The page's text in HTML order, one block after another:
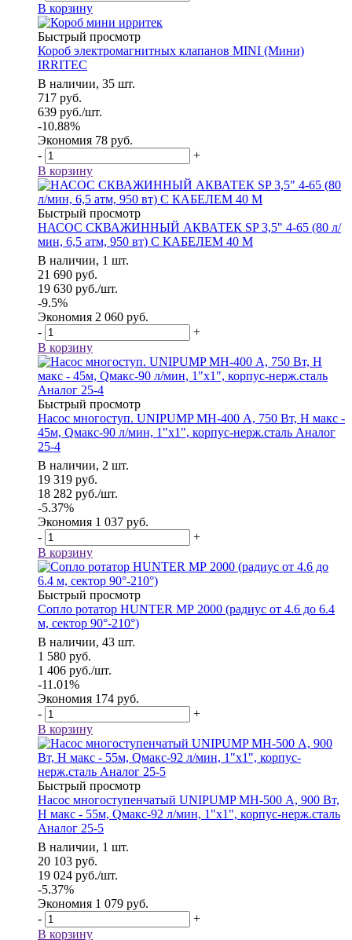
В корзину
Быстрый просмотр
Короб электромагнитных клапанов MINI (Мини)
IRRITEC
В наличии, 35 шт.
717 руб.
639 руб./шт.
-10.88%
Экономия 78 руб.
-
+
В корзину
Быстрый просмотр
НАСОС СКВАЖИННЫЙ АКВАТЕК SP 3,5" 4-65 (80 л/
мин, 6,5 атм, 950 вт) С КАБЕЛЕМ 40 М
В наличии, 1 шт.
21 690 руб.
19 630 руб./шт.
-9.5%
Экономия 2 060 руб.
-
+
В корзину
Быстрый просмотр
Насос многоступ. UNIPUMP МН-400 А, 750 Вт, Н макс -
45м, Qмакс-90 л/мин, 1"х1", корпус-нерж.сталь Аналог
25-4
В наличии, 2 шт.
19 319 руб.
18 282 руб./шт.
-5.37%
Экономия 1 037 руб.
-
+
В корзину
Быстрый просмотр
Сопло ротатор HUNTER МР 2000 (радиус от 4.6 до 6.4
м, сектор 90°-210°)
В наличии, 43 шт.
1 580 руб.
1 406 руб./шт.
-11.01%
Экономия 174 руб.
-
+
В корзину
Быстрый просмотр
Насос многоступенчатый UNIPUMP МН-500 А, 900 Вт,
Н макс - 55м, Qмакс-92 л/мин, 1"х1", корпус-нерж.сталь
Аналог 25-5
В наличии, 1 шт.
20 103 руб.
19 024 руб./шт.
-5.37%
Экономия 1 079 руб.
-
+
В корзину